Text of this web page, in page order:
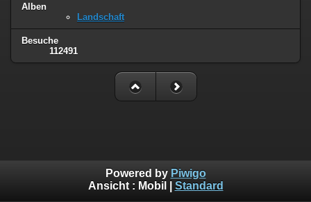
Alben
Landschaft
Besuche
112491
Powered by Piwigo
Ansicht : Mobil Standard